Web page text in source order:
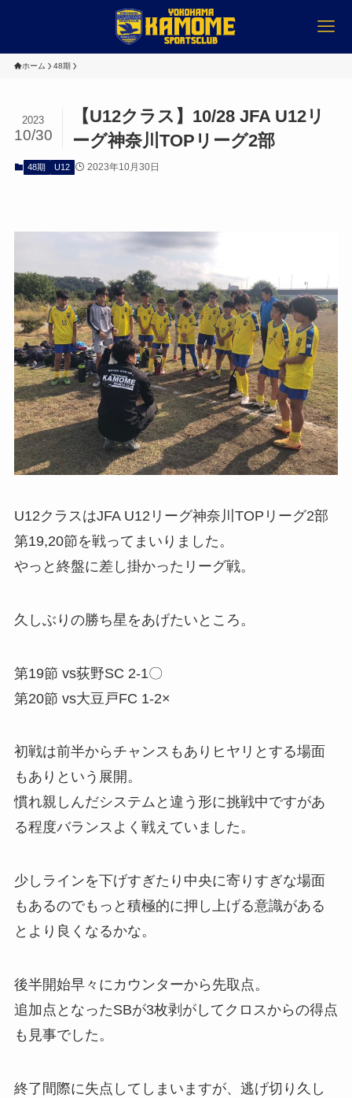
ホーム 48期
【U12クラス】10/28 JFA U12リ
ーグ神奈川TOPリーグ2部
2023
10/30
48期 U12 2023年10月30日
U12クラスはJFA U12リーグ神奈川TOPリーグ2部
第19,20節を戦ってまいりました。
やっと終盤に差し掛かったリーグ戦。
久しぶりの勝ち星をあげたいところ。
第19節 vs荻野SC 2-1〇
第20節 vs大豆戸FC 1-2×
初戦は前半からチャンスもありヒヤリとする場面
もありという展開。
慣れ親しんだシステムと違う形に挑戦中ですがあ
る程度バランスよく戦えていました。
少しラインを下げすぎたり中央に寄りすぎな場面
もあるのでもっと積極的に押し上げる意識がある
とより良くなるかな。
後半開始早々にカウンターから先取点。
追加点となったSBが3枚剥がしてクロスからの得点
も見事でした。
終了間際に失点してしまいますが、逃げ切り久し